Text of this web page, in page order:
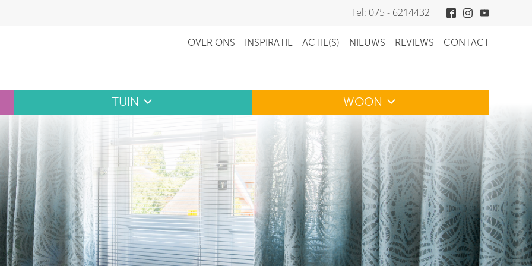
Tel: 075 - 6214432
OVER ONS INSPIRATIE ACTIE(S) NIEUWS REVIEWS CONTACT
TUIN WOON